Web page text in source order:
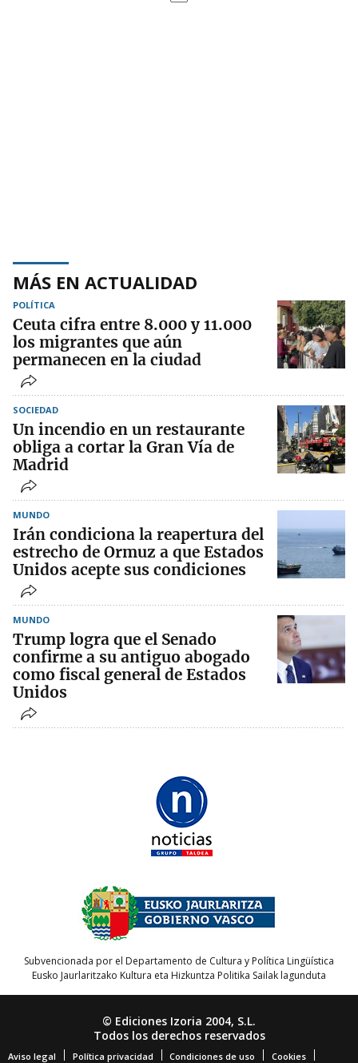
MÁS EN ACTUALIDAD
POLÍTICA
Ceuta cifra entre 8.000 y 11.000
los migrantes que aún
permanecen en la ciudad
SOCIEDAD
Un incendio en un restaurante
obliga a cortar la Gran Vía de
Madrid
MUNDO
Irán condiciona la reapertura del
estrecho de Ormuz a que Estados
Unidos acepte sus condiciones
MUNDO
Trump logra que el Senado
confirme a su antiguo abogado
como fiscal general de Estados
Unidos
Subvencionada por el Departamento de Cultura y Política Lingüística
Eusko Jaurlaritzako Kultura eta Hizkuntza Politika Sailak lagunduta
© Ediciones Izoria 2004, S.L.
Todos los derechos reservados
Aviso legal Política privacidad Condiciones de uso Cookies